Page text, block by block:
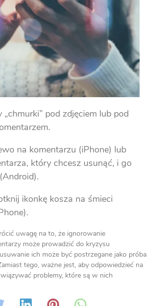
pod zdjęciem lub pod
na komentarzu (iPhone) lub
który chcesz usunąć, i go
ikonkę kosza na śmieci
uwagę na to, że ignorowanie
może prowadzić do kryzysu
ich może być postrzegane jako próba
tego, ważne jest, aby odpowiedzieć na
problemy, które są w nich